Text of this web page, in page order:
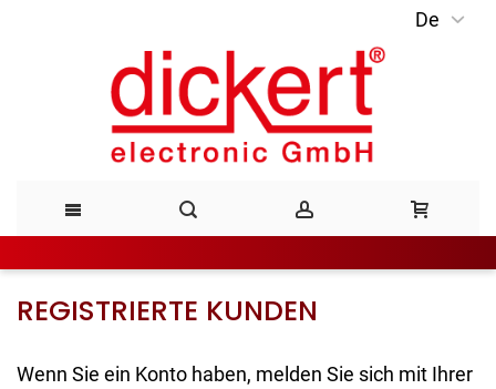
De
Inhalt
REGISTRIERTE KUNDEN
Wenn Sie ein Konto haben, melden Sie sich mit Ihrer